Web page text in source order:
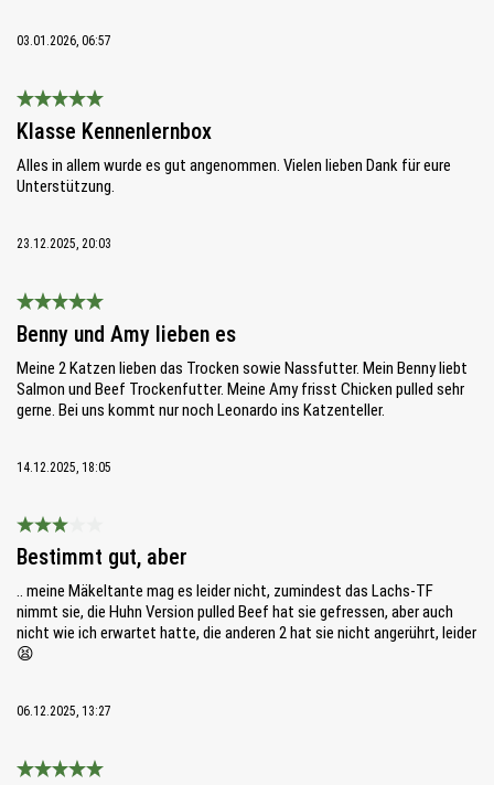
03.01.2026, 06:57
Bewertung mit 5 von 5 Sternen
Klasse Kennenlernbox
Alles in allem wurde es gut angenommen. Vielen lieben Dank für eure
Unterstützung.
23.12.2025, 20:03
Benny und Amy lieben es
Meine 2 Katzen lieben das Trocken sowie Nassfutter. Mein Benny liebt
Salmon und Beef Trockenfutter. Meine Amy frisst Chicken pulled sehr
gerne. Bei uns kommt nur noch Leonardo ins Katzenteller.
14.12.2025, 18:05
Bewertung mit 3 von 5 Sternen
Bestimmt gut, aber
.. meine Mäkeltante mag es leider nicht, zumindest das Lachs-TF
nimmt sie, die Huhn Version pulled Beef hat sie gefressen, aber auch
nicht wie ich erwartet hatte, die anderen 2 hat sie nicht angerührt, leider
😫
06.12.2025, 13:27